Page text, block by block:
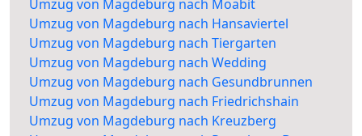
Umzug von Magdeburg nach Moabit
Umzug von Magdeburg nach Hansaviertel
Umzug von Magdeburg nach Tiergarten
Umzug von Magdeburg nach Wedding
Umzug von Magdeburg nach Gesundbrunnen
Umzug von Magdeburg nach Friedrichshain
Umzug von Magdeburg nach Kreuzberg